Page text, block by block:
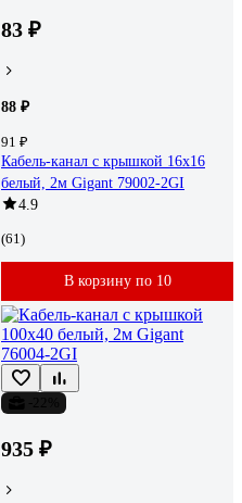
83 ₽
88 ₽
91 ₽
Кабель-канал с крышкой 16х16
белый, 2м Gigant 79002-2GI
4.9
(61)
В корзину по 10
935 ₽